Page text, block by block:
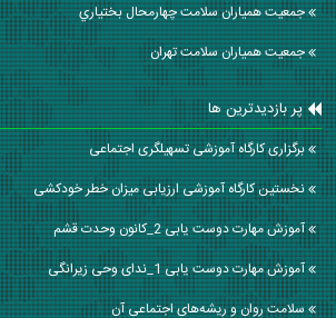
جمعیت همیاران سلامت چهارمحال بختياري
جمعیت همیاران سلامت تهران
پر بازدیدترین ها
برگزاری کارگاه آموزشی تسهیلگری اجتماعی
نخستین کارگاه آموزشی ارزیابی میزان خطر خودکشی
آموزش مهارت دوست یابی 2_کانون وحدت قشم
آموزش مهارت دوست یابی 1_ندای وحی زیرانگی
سلامت روان و ریشه‌های اجتماعی آن